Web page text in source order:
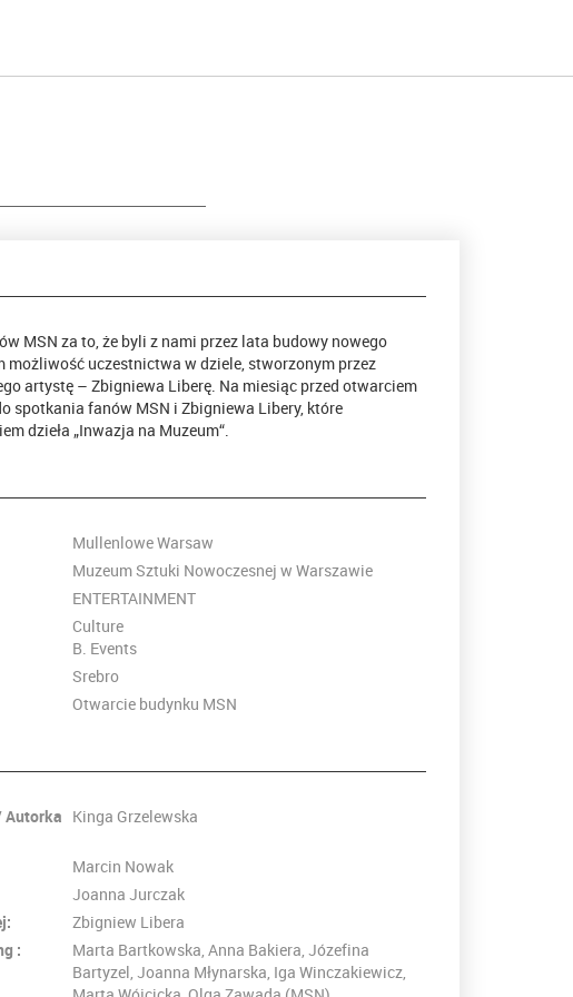
MSN za to, że byli z nami przez lata budowy nowego
możliwość uczestnictwa w dziele, stworzonym przez
artystę – Zbigniewa Liberę. Na miesiąc przed otwarciem
spotkania fanów MSN i Zbigniewa Libery, które
dzieła „Inwazja na Muzeum“.
Mullenlowe Warsaw
Muzeum Sztuki Nowoczesnej w Warszawie
ENTERTAINMENT
Culture
B. Events
Srebro
Otwarcie budynku MSN
Autorka Kinga Grzelewska
Marcin Nowak
Joanna Jurczak
Zbigniew Libera
:
Marta Bartkowska, Anna Bakiera, Józefina
Bartyzel, Joanna Młynarska, Iga Winczakiewicz,